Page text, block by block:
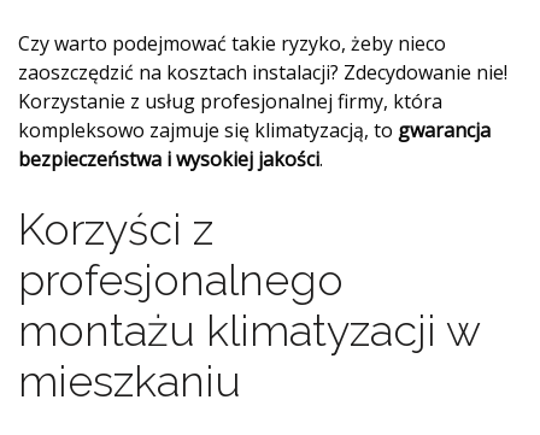
Czy warto podejmować takie ryzyko, żeby nieco
zaoszczędzić na kosztach instalacji? Zdecydowanie nie!
Korzystanie z usług profesjonalnej firmy, która
kompleksowo zajmuje się klimatyzacją, to gwarancja
bezpieczeństwa i wysokiej jakości.
Korzyści z
profesjonalnego
montażu klimatyzacji w
mieszkaniu